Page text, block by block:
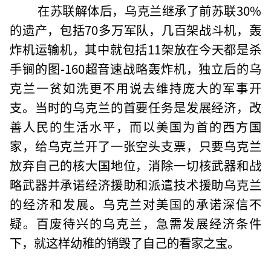
在苏联解体后，乌克兰继承了前苏联30%
的遗产，包括70多万军队，几百架战斗机，轰
炸机运输机，其中就包括11架放在今天都是杀
手锏的图-160超音速战略轰炸机，独立后的乌
克兰一贫如洗更不用说去维持庞大的军事开
支。当时的乌克兰的首要任务是发展经济，改
善人民的生活水平，而以美国为首的西方国
家，给乌克兰开了一张空头支票，只要乌克兰
放弃自己的核大国地位，消除一切核武器和战
略武器并承诺经济援助和派遣技术援助乌克兰
的经济和发展。乌克兰对美国的承诺深信不
疑。百废待兴的乌克兰，急需发展经济条件
下，就这样幼稚的销毁了自己的看家之宝。